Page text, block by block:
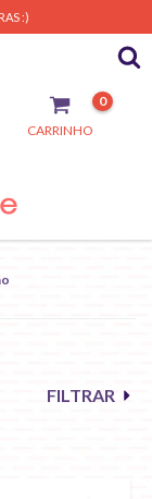
:)
CARRINHO
0
FILTRAR